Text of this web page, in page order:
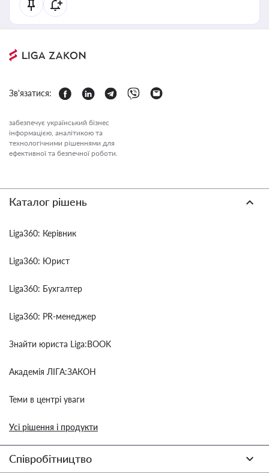
Зв'язатися:
забезпечує український бізнес
інформацією, аналітикою та
технологічними рішеннями для
ефективної та безпечної роботи.
Каталог рішень
Liga360: Керівник
Liga360: Юрист
Liga360: Бухгалтер
Liga360: PR-менеджер
Знайти юриста Liga:BOOK
Академія ЛІГА:ЗАКОН
Теми в центрі уваги
Усі рішення і продукти
Співробітництво